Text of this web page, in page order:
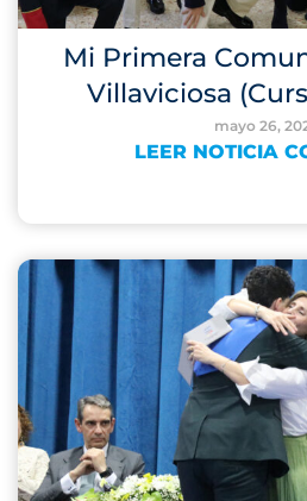
Mi Primera
Villaviciosa
mayo 26,
LEER NOTICIA